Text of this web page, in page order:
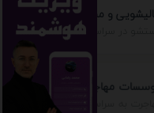
و مبل شویی
در سراسر ایران
مهاجرتی ایران
به سراسر جهان